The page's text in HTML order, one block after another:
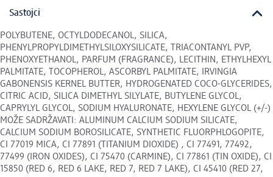
Sastojci
POLYBUTENE, OCTYLDODECANOL, SILICA,
PHENYLPROPYLDIMETHYLSILOXYSILICATE, TRIACONTANYL PVP,
PHENOXYETHANOL, PARFUM (FRAGRANCE), LECITHIN, ETHYLHEXYL
PALMITATE, TOCOPHEROL, ASCORBYL PALMITATE, IRVINGIA
GABONENSIS KERNEL BUTTER, HYDROGENATED COCO-GLYCERIDES,
CITRIC ACID, SILICA DIMETHYL SILYLATE, BUTYLENE GLYCOL,
CAPRYLYL GLYCOL, SODIUM HYALURONATE, HEXYLENE GLYCOL (+/-)
MOŽE SADRŽAVATI: ALUMINUM CALCIUM SODIUM SILICATE,
CALCIUM SODIUM BOROSILICATE, SYNTHETIC FLUORPHLOGOPITE,
CI 77019 MICA, CI 77891 (TITANIUM DIOXIDE) , CI 77491, 77492,
77499 (IRON OXIDES), CI 75470 (CARMINE), CI 77861 (TIN OXIDE), CI
15850 (RED 6, RED 6 LAKE, RED 7, RED 7 LAKE), CI 45410 (RED 27,